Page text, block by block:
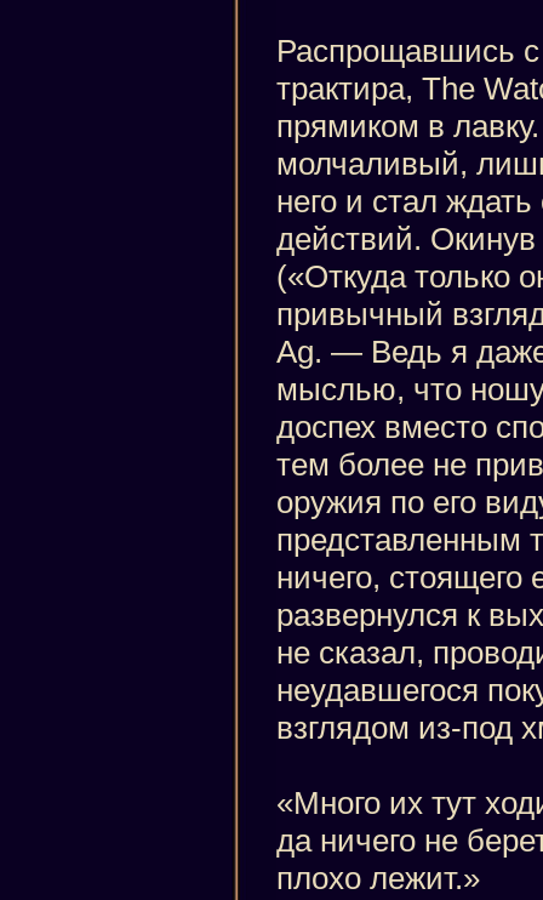
Распрощавшись
трактира, The
прямиком в
молчаливый,
него и стал
действий.
(«Откуда только
привычный
Ag. — Ведь я
мыслью, что
доспех вместо
тем более не
оружия по его
представленным
ничего, стоящего
развернулся к
не сказал,
неудавшегося
взглядом из-под
«Много их тут
да ничего не
плохо лежит.»